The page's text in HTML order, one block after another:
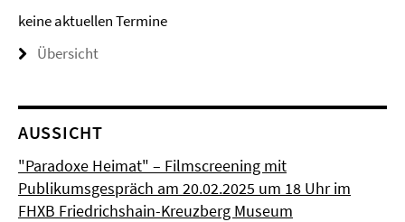
keine aktuellen Termine
Übersicht
AUSSICHT
"Paradoxe Heimat" – Filmscreening mit
Publikumsgespräch am 20.02.2025 um 18 Uhr im
FHXB Friedrichshain-Kreuzberg Museum